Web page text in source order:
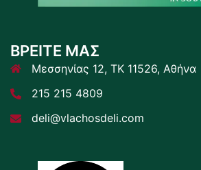
ΒΡΕΙΤΕ ΜΑΣ
Μεσσηνίας 12, ΤΚ 11526, Αθήνα
215 215 4809
deli@vlachosdeli.com